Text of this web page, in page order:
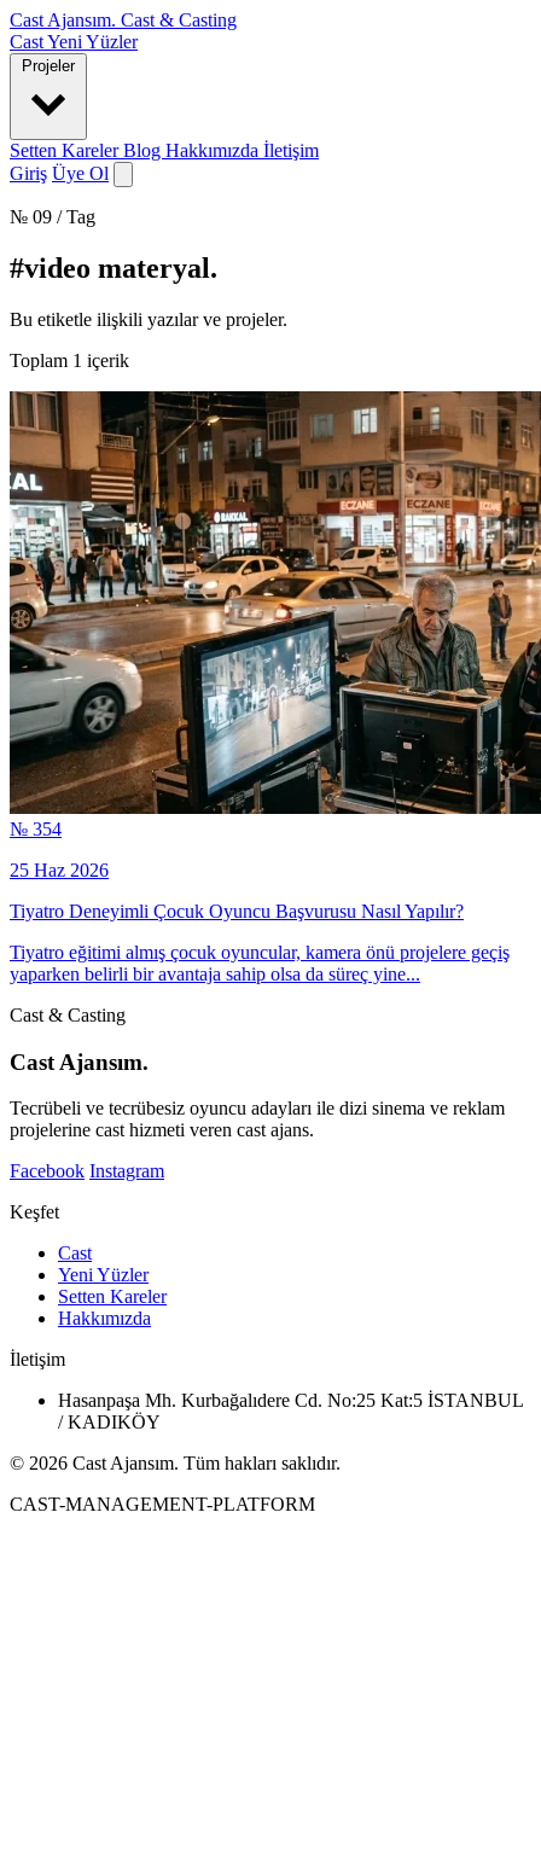
Cast Ajansım. Cast & Casting
CastYeni Yüzler
Projeler
Setten KarelerBlog Hakkımızda İletişim
Giriş Üye Ol
№ 09 / Tag
#video materyal.
Bu etiketle ilişkili yazılar ve projeler.
Toplam 1 içerik
№ 354
25 Haz 2026
Tiyatro Deneyimli Çocuk Oyuncu Başvurusu Nasıl Yapılır?
Tiyatro eğitimi almış çocuk oyuncular, kamera önü projelere geçiş
yaparken belirli bir avantaja sahip olsa da süreç yine...
Cast & Casting
Cast Ajansım.
Tecrübeli ve tecrübesiz oyuncu adayları ile dizi sinema ve reklam
projelerine cast hizmeti veren cast ajans.
Facebook Instagram
Keşfet
Cast
Yeni Yüzler
Setten Kareler
Hakkımızda
İletişim
Hasanpaşa Mh. Kurbağalıdere Cd. No:25 Kat:5 İSTANBUL
/ KADIKÖY
© 2026 Cast Ajansım. Tüm hakları saklıdır.
CAST-MANAGEMENT-PLATFORM